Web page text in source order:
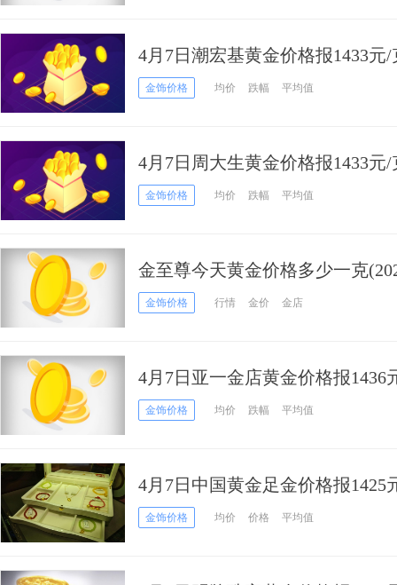
4月7日潮宏基黄金价格报1433元
金饰价格 均价 跌幅 平均值
4月7日周大生黄金价格报1433元
金饰价格 均价 跌幅 平均值
金至尊今天黄金价格多少一克
金饰价格 行情 金价 金店
4月7日亚一金店黄金价格报1436
金饰价格 均价 跌幅 平均值
4月7日中国黄金足金价格报1425
克金饰价格 均价 价格 平均值